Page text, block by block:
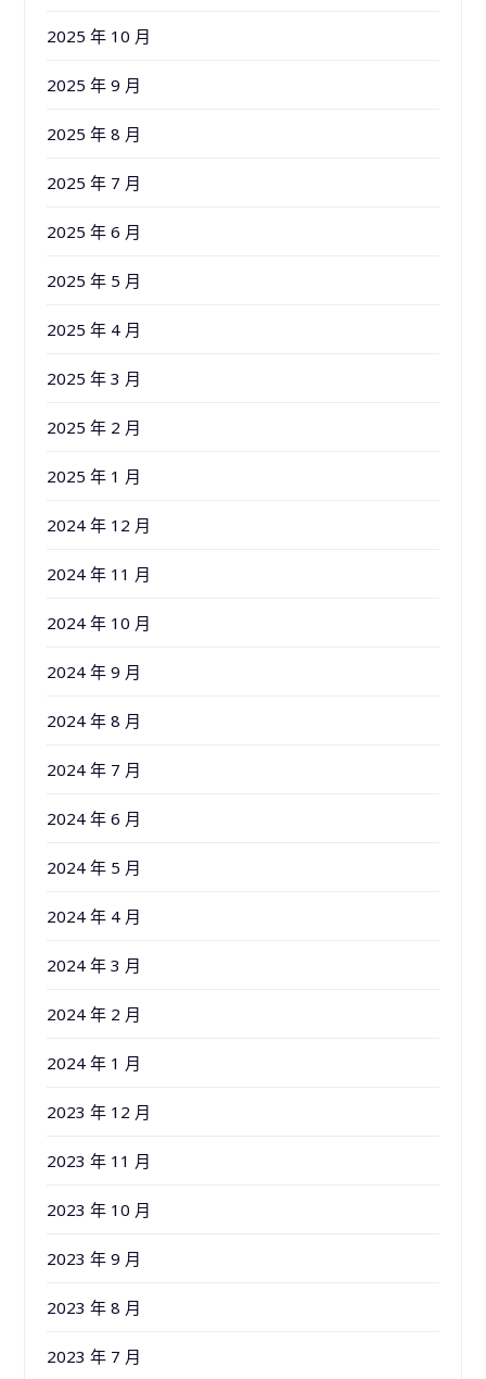
2025 年 10 月
2025 年 9 月
2025 年 8 月
2025 年 7 月
2025 年 6 月
2025 年 5 月
2025 年 4 月
2025 年 3 月
2025 年 2 月
2025 年 1 月
2024 年 12 月
2024 年 11 月
2024 年 10 月
2024 年 9 月
2024 年 8 月
2024 年 7 月
2024 年 6 月
2024 年 5 月
2024 年 4 月
2024 年 3 月
2024 年 2 月
2024 年 1 月
2023 年 12 月
2023 年 11 月
2023 年 10 月
2023 年 9 月
2023 年 8 月
2023 年 7 月